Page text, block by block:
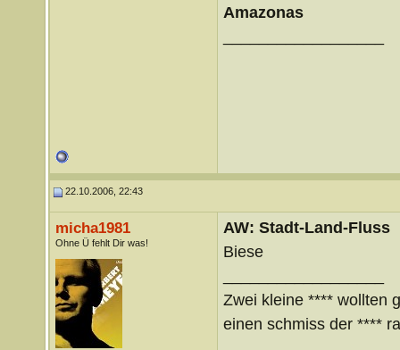
Amazonas
22.10.2006, 22:43
micha1981
Ohne Ü fehlt Dir was!
AW: Stadt-Land-Fluss
Biese
Zwei kleine **** wollten
einen schmiss der ****